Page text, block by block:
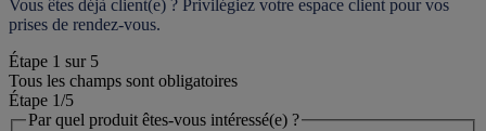
Vous êtes déjà client(e) ? Privilégiez votre espace client pour vos
prises de rendez-vous.
Étape 1 sur 5
Tous les champs sont obligatoires
Étape 1/5
Par quel produit êtes-vous intéressé(e) ?